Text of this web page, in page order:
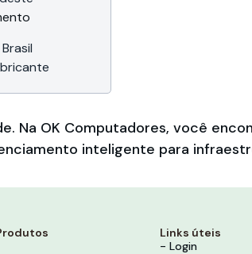
Na OK Computadores, você
inteligente para
Links úteis
- Login